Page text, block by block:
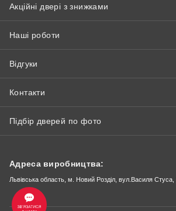
Акційні двері з знижками
Наші роботи
Відгуки
Контакти
Підбір дверей по фото
Адреса виробництва:
Львівська область, м. Новий Розділ, вул.Василя